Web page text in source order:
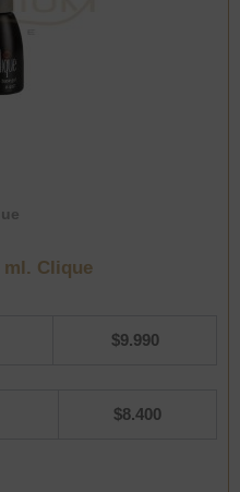
ml. Clique
$9.990
$8.400